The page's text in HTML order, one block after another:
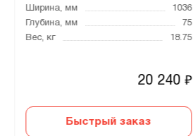
Ширина, мм
1036
Глубина, мм
75
Вес, кг
18.75
20 240₽
Быстрый заказ